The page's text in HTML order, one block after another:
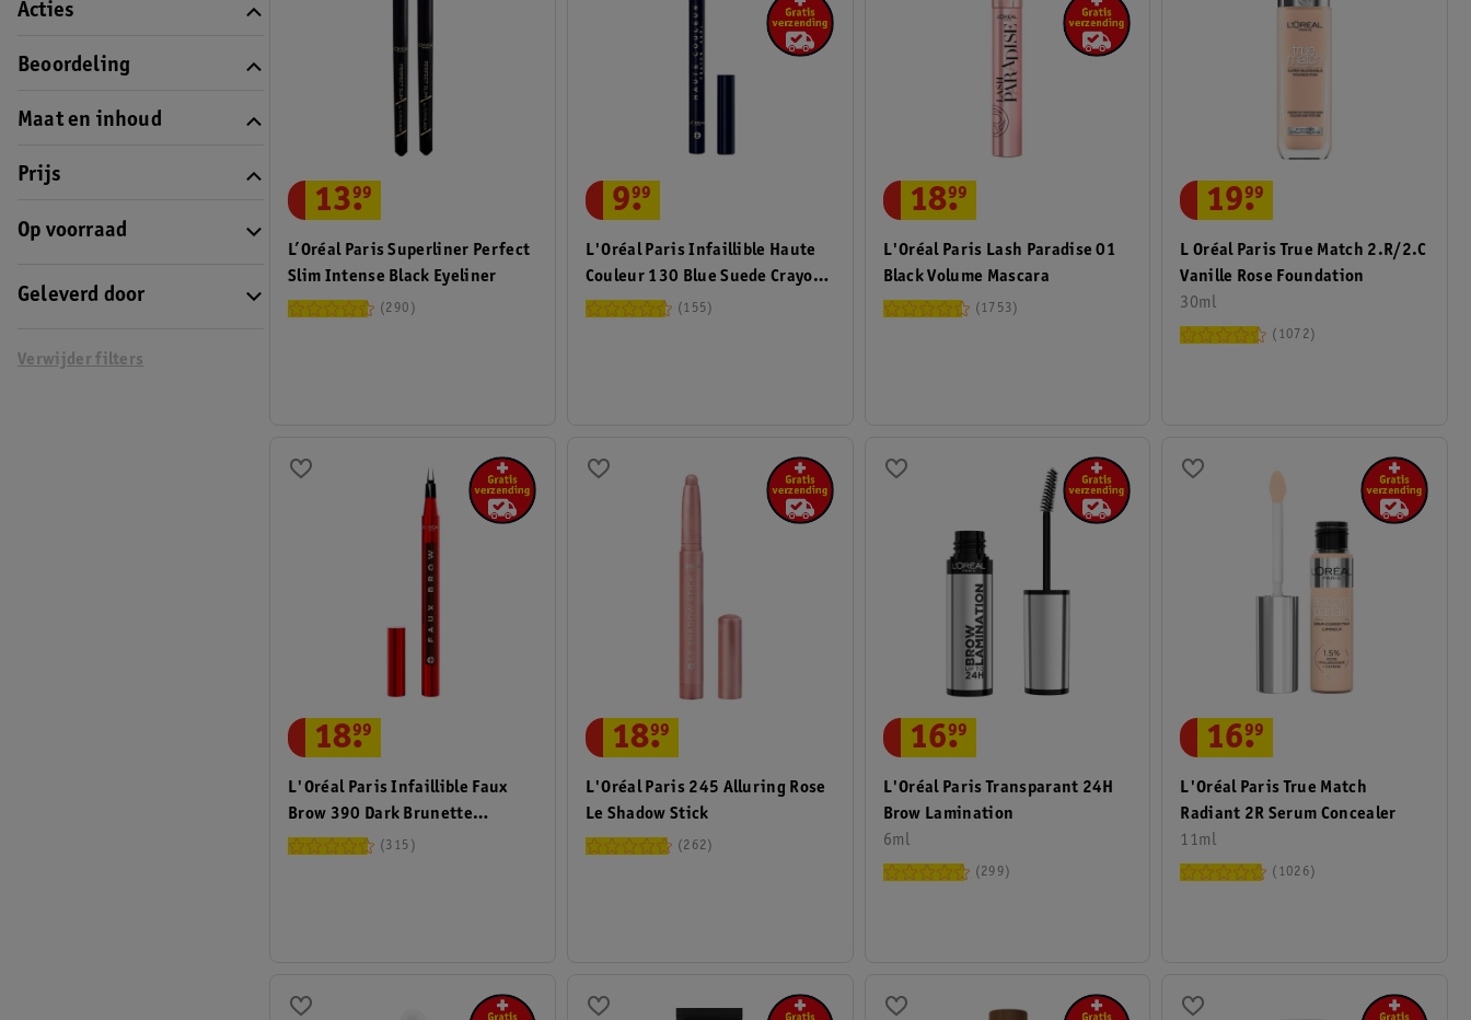
Acties
Beoordeling
Maat en inhoud
Prijs
Op voorraad
Geleverd door
Verwijder filters
L’Oréal Paris Superliner Perfect
Slim Intense Black Eyeliner
13.
99
290
L'Oréal Paris Infaillible Haute
Couleur 130 Blue Suede Crayon
Khol Oogpotlood
9.
99
155
L'Oréal Paris Lash Paradise 01
Black Volume Mascara
18.
99
1753
L Oréal Paris True Match 2.R/2.C
Vanille Rose Foundation
30ml
19.
99
1072
L'Oréal Paris Infaillible Faux
Brow 390 Dark Brunette
Wenkbrauwpotlood
18.
99
315
L'Oréal Paris 245 Alluring Rose
Le Shadow Stick
18.
99
262
L'Oréal Paris Transparant 24H
Brow Lamination
6ml
16.
99
299
L'Oréal Paris True Match
Radiant 2R Serum Concealer
11ml
16.
99
1026